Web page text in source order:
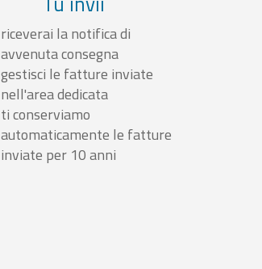
riceverai la notifica di
avvenuta consegna
gestisci le fatture inviate
nell'area dedicata
ti conserviamo
automaticamente le fatture
inviate per 10 anni